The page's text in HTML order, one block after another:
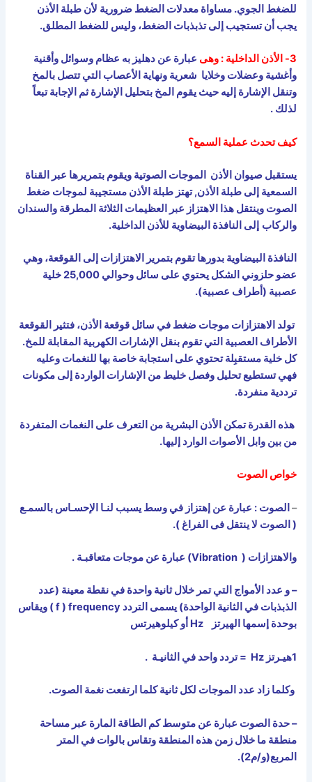
للضغط الجوي. مساواة معدلات الضغط ضرورية لأن طبلة الأذن
يجب أن تستجيب إلى تذبذبات الضغط، وليس للضغط المطلق.
3- الأذن الداخلية : وهى
عبارة عن دهليز به عظام وسوائل وأقنية
وأغشية وعضلات وخلايا شعرية ونهاية الأعصاب التي تتصل بالمخ
وتنقل الإشارة إليه حيث يقوم المخ بتحليل الإشارة ثم الإجابة تبعاً
لذلك .
كيف تحدث عملية السمع؟
يستقبل صيوان الأذن الموجات الصوتية ويقوم بتمريرها عبر القناة
السمعية إلى طبلة الأذن, تهتز طبلة الأذن مستجيبة لموجات ضغط
الصوت وينتقل هذا الاهتزاز عبر العظيمات الثلاثة المطرقة والسندان
والركاب إلى النافذة البيضاوية للأذن الداخلية.
النافذة البيضاوية بدورها تقوم بتمرير الاهتزازات إلى القوقعة، وهي
عضو حلزوني الشكل يحتوي على سائل وحوالي 25,000 خلية
عصبية (أطراف عصبية).
تولد الاهتزازات موجات ضغط في سائل قوقعة الأذن، فتثير القوقعة
الأطراف العصبية التي تقوم بنقل الإشارات الكهربية المقابلة للمخ.
كل خلية مستقبِلة تحتوي على استجابة خاصة بها للنغمات وعليه
فهي تستطيع تحليل وفصل خليط من الإشارات الواردة إلى مكونات
ترددية منفردة.
هذه القدرة تمكن الأذن البشرية من التعرف على النغمات المتفردة
من بين وابل الأصوات الوارد إليها.
خواص الصوت
– الصوت : عبارة عن إهتزاز في وسط يسبب لنـا الإحسـاس بالسمـع
( الصوت لا ينتقل فى الفراغ ).
والاهتزازات (Vibration) عبارة عن موجات متعاقبـة .
– و عدد الأمواج التي تمر خلال ثانية واحدة في نقطة معينة (عدد
الذبذبات في الثانية الواحدة) يسمى التردد f ) frequency) ويقاس
بوحدة إسمها الهيرتزHz أو كيلوهيرتس
1هيـرتز Hz = تردد واحد في الثانيـة .
وكلما زاد عدد الموجات لكل ثانية كلما ارتفعت نغمة الصوت.
– حدة الصوت عبارة عن متوسط كم الطاقة المارة عبر مساحة
منطقة ما خلال زمن هذه المنطقة وتقاس بالوات في المتر
المربع(و/م2).